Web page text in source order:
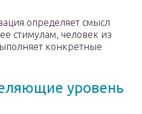
определяет смысл
стимулам, человек из
конкретные
уровень